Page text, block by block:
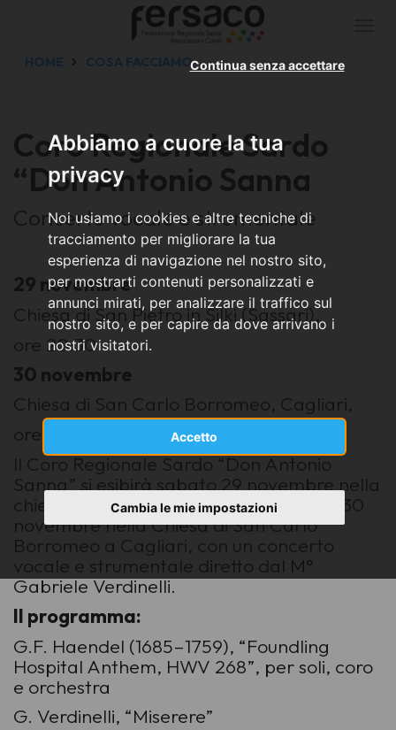
Abbiamo a cuore la tua
privacy
Noi usiamo i cookies e altre tecniche di
tracciamento per migliorare la tua
esperienza di navigazione nel nostro sito,
per mostrarti contenuti personalizzati e
annunci mirati, per analizzare il traffico sul
nostro sito, e per capire da dove arrivano i
nostri visitatori.
Accetto
Continua senza accettare
Cambia le mie impostazioni
HOME COSA FACCIAMO
Coro Regionale Sardo
“Don Antonio Sanna
Concerto vocale e strumentale
29 novembre
Chiesa di San Pietro in Silki (Sassari),
ore 20:30
30 novembre
Chiesa di San Carlo Borromeo, Cagliari,
ore 20:00
Il Coro Regionale Sardo “Don Antonio
Sanna” si esibirà sabato 29 novembre nella
chiesa di San Pietro in Silki e domenica 30
novembre nella Chiesa di San Carlo
Borromeo a Cagliari, con un concerto
vocale e strumentale diretto dal M°
Gabriele Verdinelli.
Il programma:
G.F. Haendel (1685–1759), “Foundling
Hospital Anthem, HWV 268”, per soli, coro
e orchestra
G. Verdinelli, “Miserere”